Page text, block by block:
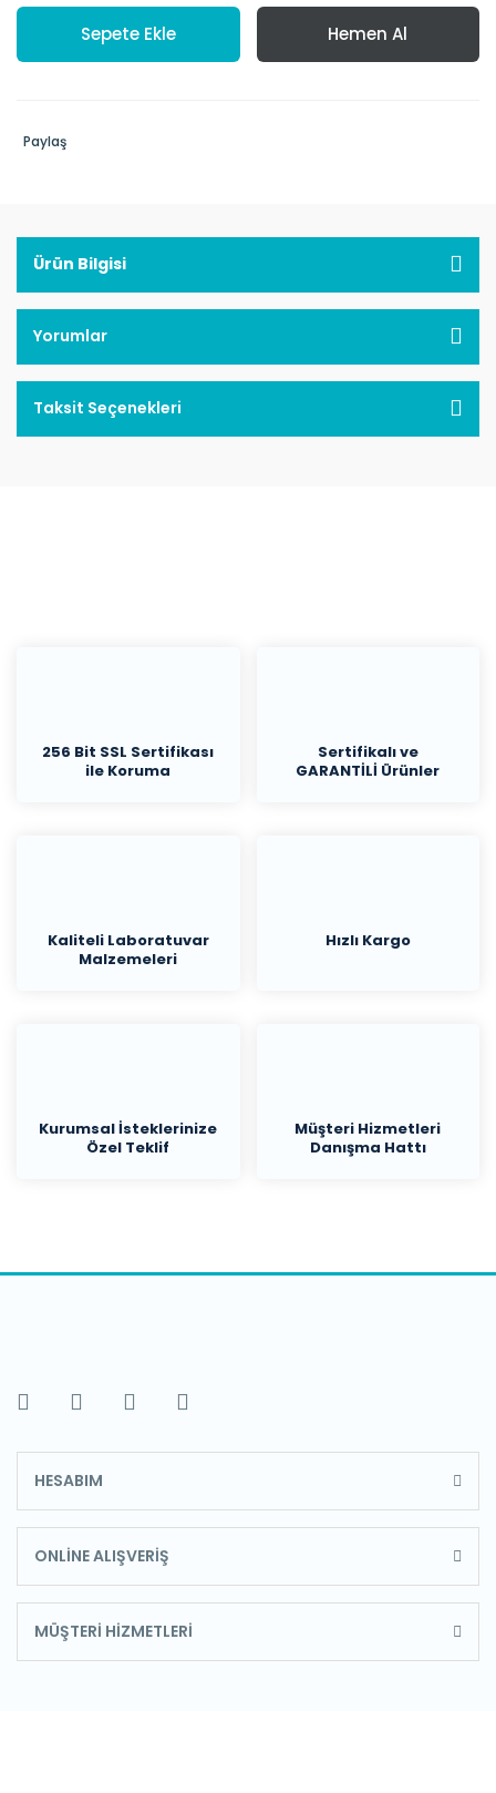
Sepete Ekle Hemen Al
Paylaş
Ürün Bilgisi
Yorumlar
Taksit Seçenekleri
256 Bit SSL Sertifikası
ile Koruma
Sertifikalı ve
GARANTİLİ Ürünler
Kaliteli Laboratuvar
Malzemeleri
Hızlı Kargo
Kurumsal İsteklerinize
Özel Teklif
Müşteri Hizmetleri
Danışma Hattı
HESABIM
ONLİNE ALIŞVERİŞ
MÜŞTERİ HİZMETLERİ